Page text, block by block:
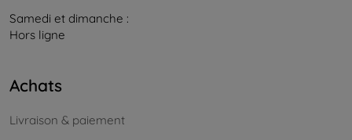
Samedi et dimanche :
Hors ligne
Achats
Livraison & paiement